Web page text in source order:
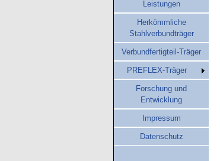
Leistungen
Herkömmliche
Stahlverbundträger
Verbundfertigteil-Träger
PREFLEX-Träger
Forschung und
Entwicklung
Impressum
Datenschutz